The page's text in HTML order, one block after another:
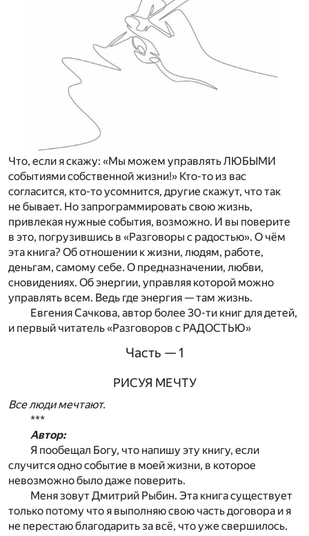
Что, если я скажу: «Мы можем управлять ЛЮБЫМИ
событиями собственной жизни!» Кто-то из вас
согласится, кто-то усомнится, другие скажут, что так
не бывает. Но запрограммировать свою жизнь,
привлекая нужные события, возможно. И вы поверите
в это, погрузившись в «Разговоры с радостью». О чём
эта книга? Об отношении к жизни, людям, работе,
деньгам, самому себе. О предназначении, любви,
сновидениях. Об энергии, управляя которой можно
управлять всем. Ведь где энергия — там жизнь.
Евгения Сачкова, автор более 30-ти книг для детей,
и первый читатель «Разговоров с РАДОСТЬЮ»
Часть — 1
РИСУЯ МЕЧТУ
Все люди мечтают.
***
Автор:
Я пообещал Богу, что напишу эту книгу, если
случится одно событие в моей жизни, в которое
невозможно было даже поверить.
Меня зовут Дмитрий Рыбин. Эта книга существует
только потому что я выполняю свою часть договора и я
не перестаю благодарить за всё, что уже свершилось.